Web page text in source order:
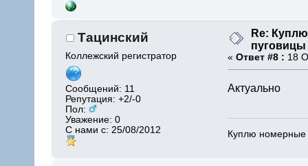
Тацинский
Коллежский регистратор
Сообщений: 11
Репутация: +2/-0
Пол:
Уважение:0
С нами с: 25/08/2012
Re:
« Ответ #8 : 18
Актуально
Куплю